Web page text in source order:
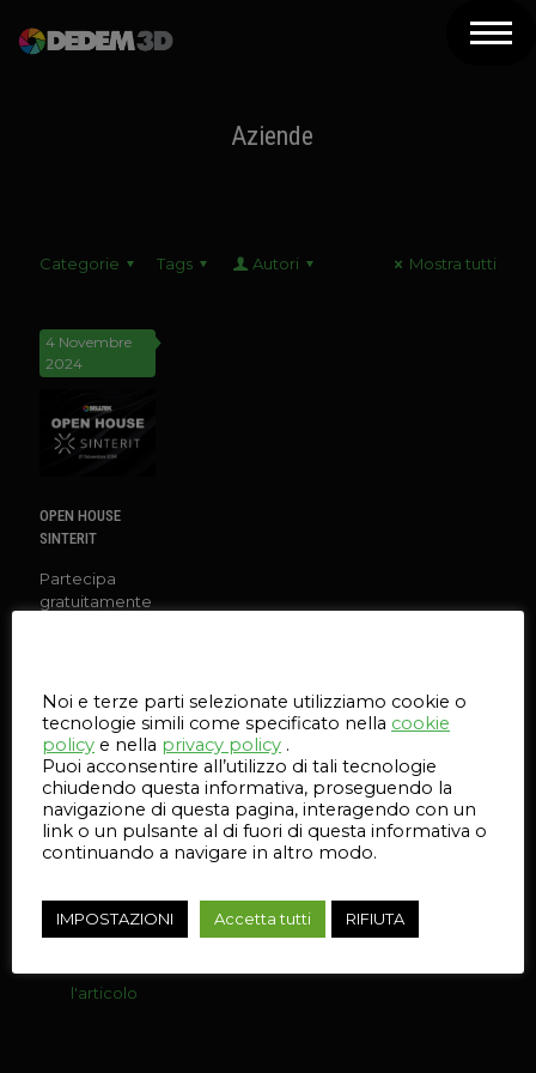
Assistenza
Newsletter
Aziende
Categorie Tags Autori Mostra tutti
4 Novembre
2024
OPEN HOUSE
SINTERIT
Partecipa
gratuitamente
infinite
possibilità
della stampa
3D Sinterit per
migliorare i
processi nella
tua Azienda
l'articolo
Noi e terze parti selezionate utilizziamo cookie o
tecnologie simili come specificato nella cookie
policy e nella privacy policy .
Puoi acconsentire all’utilizzo di tali tecnologie
chiudendo questa informativa, proseguendo la
navigazione di questa pagina, interagendo con un
link o un pulsante al di fuori di questa informativa o
continuando a navigare in altro modo.
IMPOSTAZIONI Accetta tutti RIFIUTA